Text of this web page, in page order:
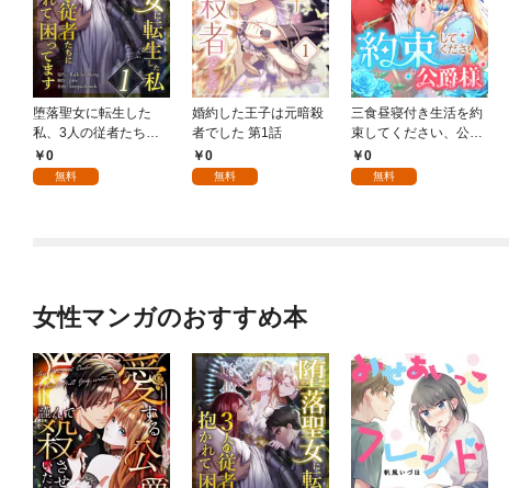
堕落聖女に転生した
私、3人の従者たちに
抱かれて困ってます 第
1話
0
無料
婚約した王子は元暗殺
者でした 第1話
0
無料
三食昼寝付き生活を約
束してください、公爵
様 1話
0
無料
女性マンガのおすすめ本